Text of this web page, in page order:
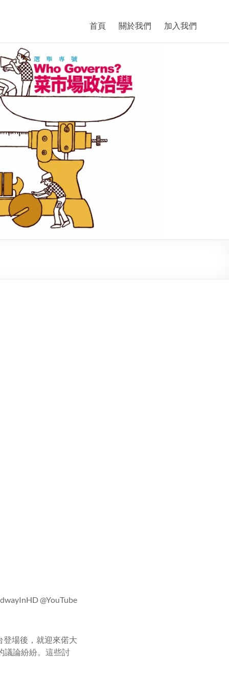
首頁 關於我們 加入我們
@YouTube
場後，就迎來偌大
議論紛紛。這些討